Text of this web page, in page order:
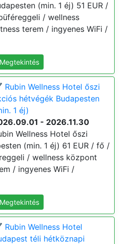
(min. 1 éj) 51 EUR /
/ wellness
terem / ingyenes WiFi /
Megtekintés
Wellness Hotel őszi
hétvégék Budapesten
1 éj)
- 2026.11.30
Wellness Hotel őszi
(min. 1 éj) 61 EUR / fő /
/ wellness központ
/ ingyenes WiFi /
Megtekintés
Wellness Hotel
téli hétköznapi